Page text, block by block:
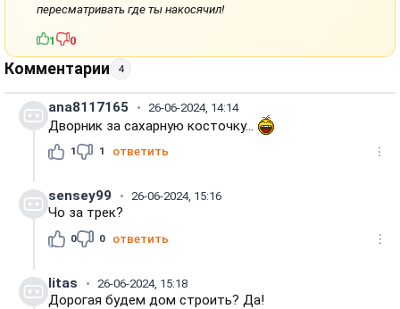
пересматривать где ты накосячил!
1 0
Комментарии 4
ana8117165 26-06-2024, 14:14
Дворник за сахарную косточку...
1 1 ответить
sensey99 26-06-2024, 15:16
Чо за трек?
0 0 ответить
litas 26-06-2024, 15:18
Дорогая будем дом строить? Да!